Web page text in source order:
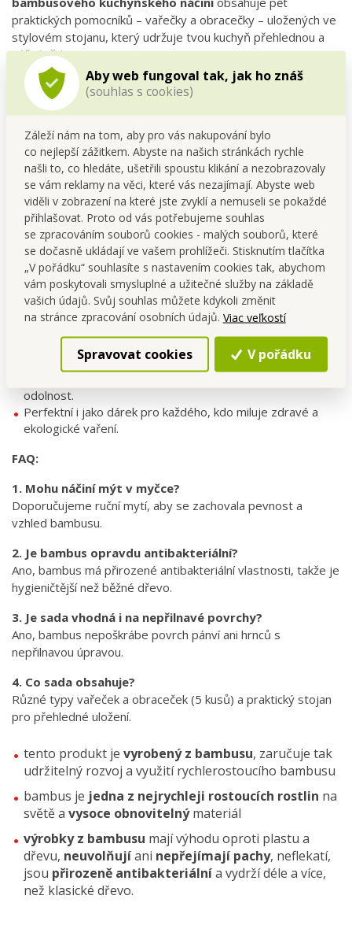
Aby web fungoval tak, jak ho znáš
(souhlas s cookies)
Záleží nám na tom, aby pro vás nakupování bylo
co nejlepší zážitkem. Abyste na našich stránkách rychle
našli to, co hledáte, ušetřili spoustu klikání a nezobrazovaly
se vám reklamy na věci, které vás nezajímají. Abyste web
viděli v zobrazení na které jste zvyklí a nemuseli se pokaždé
přihlašovat. Proto od vás potřebujeme souhlas
se zpracováním souborů cookies - malých souborů, které
se dočasně ukládají ve vašem prohlížeči. Stisknutím tlačítka
„V pořádku“ souhlasíte s nastavením cookies tak, abychom
vám poskytovali smysluplné a užitečné služby na základě
vašich údajů. Svůj souhlas můžete kdykoli změnit
na stránce zpracování osobních údajů. Viac veľkostí
Spravovat cookies V pořádku
praktických pomocníků – vařečky a obracečky – uložených ve
stylovém stojanu, který udržuje tvou kuchyň přehlednou a
náčiní vždy po ruce.
Každý kus je vyroben z vysokotlakého bambusu, jednoho
z nejrychleji obnovitelných přírodních materiálů na světě.
Bambus je nejen ekologický, ale ipřirozeně
antibakteriální, neabsorbuje pachy ani barviva z potravin a
oproti plastu či běžnému dřevu má delší životnost. Hladký
povrch se snadno čistí a je šetrný k nepřilnavým povrchům
nádobí.
S touto sadou budeš mít vždy po ruce to správné náčiní pro
míchání polévek, obracení palačinek, přípravu omáček i
servírování pokrmů. A navíc – vypadá skvěle na každé
kuchyňské lince.
Tipy pro uživatele:
Ideální pro každodenní vaření bez poškrábání nádobí.
Bambusová struktura dodá kuchyni přírodní a útulný
odolnost.
Perfektní i jako dárek pro každého, kdo miluje zdravé a
ekologické vaření.
FAQ:
1. Mohu náčiní mýt v myčce?
Doporučujeme ruční mytí, aby se zachovala pevnost a
vzhled bambusu.
2. Je bambus opravdu antibakteriální?
Ano, bambus má přirozené antibakteriální vlastnosti, takže je
hygieničtější než běžné dřevo.
3. Je sada vhodná i na nepřilnavé povrchy?
Ano, bambus nepoškrábe povrch pánví ani hrnců s
nepřilnavou úpravou.
4. Co sada obsahuje?
Různé typy vařeček a obraceček (5 kusů) a praktický stojan
pro přehledné uložení.
tento produkt je vyrobený z bambusu, zaručuje tak
udržitelný rozvoj a využití rychlerostoucího bambusu
bambus je jedna z nejrychleji rostoucích rostlin na
světě a vysoce obnovitelnýmateriál
výrobky z bambusu mají výhodu oproti plastu a
dřevu, neuvolňujíani nepřejímají pachy, neflekatí,
jsou přirozeně antibakteriálnía vydrží déle a více,
než klasické dřevo.